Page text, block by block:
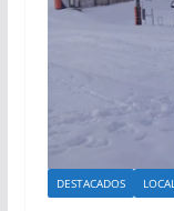
DESTACADOS LOCAL